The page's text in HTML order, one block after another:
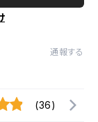
通報する
(36)